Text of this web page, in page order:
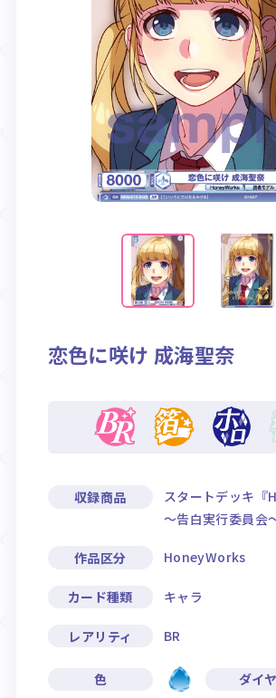
Rule / Q&A
ルール/Q&A
Deck
デッキレ
恋色に咲け 成海聖奈
収録商品
スタートデッキ
～告白実行委員会
作品区分 HoneyWorks
カード種類 キャラ
レアリティ BR
色 ダイヤ